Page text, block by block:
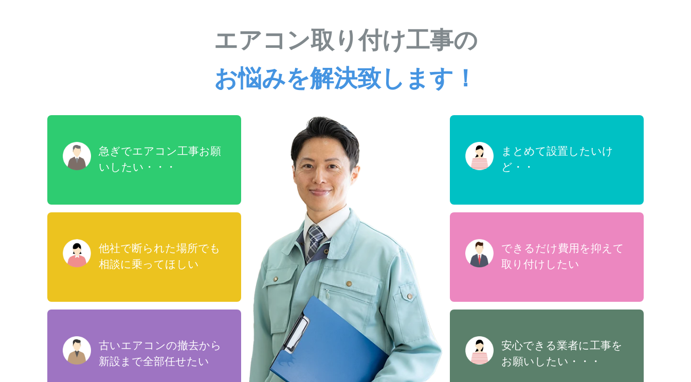
エアコン取り付け工事の
お悩みを解決致します！
急ぎでエアコン工事お願
いしたい・・・
他社で断られた場所でも
相談に乗ってほしい
古いエアコンの撤去から
新設まで全部任せたい
まとめて設置したいけ
ど・・
できるだけ費用を抑えて
取り付けしたい
安心できる業者に工事を
お願いしたい・・・